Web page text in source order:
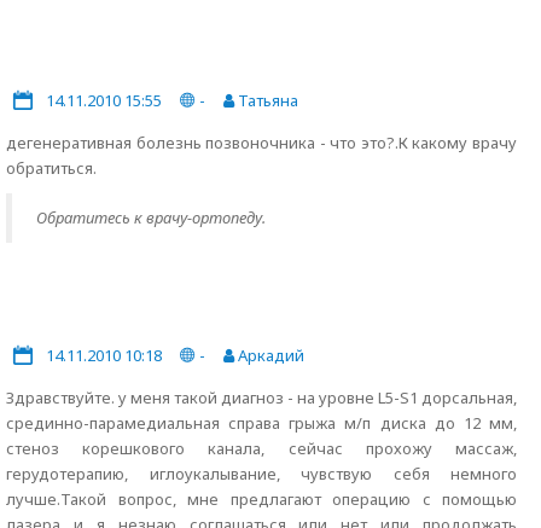
14.11.2010 15:55 -
Татьяна
дегенеративная болезнь позвоночника - что это?.К какому врачу
обратиться.
Обратитесь к врачу-ортопеду.
14.11.2010 10:18 -
Аркадий
Здравствуйте. у меня такой диагноз - на уровне L5-S1 дорсальная,
срединно-парамедиальная справа грыжа м/п диска до 12 мм,
стеноз корешкового канала, сейчас прохожу массаж,
герудотерапию, иглоукалывание, чувствую себя немного
лучше.Такой вопрос, мне предлагают операцию с помощью